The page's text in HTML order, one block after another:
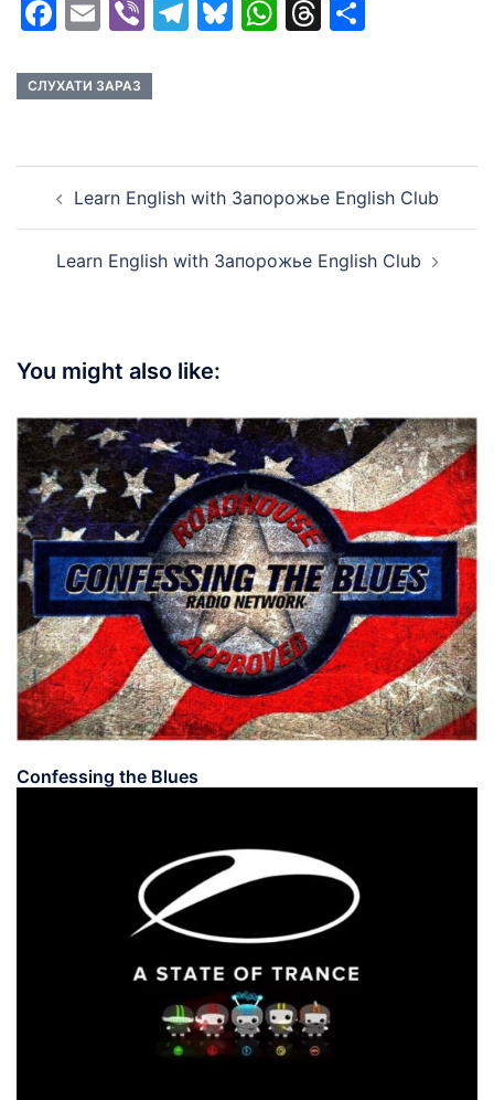
Facebook
EmailViberTelegram
Bluesky
WhatsApp
Threads
СЛУХАТИ ЗАРАЗ
navigation
Learn English with Запорожье English Club
Learn English with Запорожье English Club
You might also like:
Confessing the Blues